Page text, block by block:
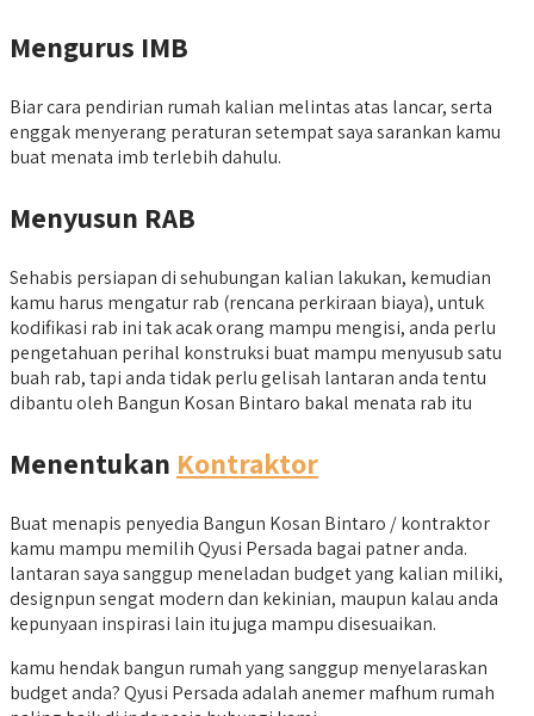
Mengurus IMB
Biar cara pendirian rumah kalian melintas atas lancar, serta
enggak menyerang peraturan setempat saya sarankan kamu
buat menata imb terlebih dahulu.
Menyusun RAB
Sehabis persiapan di sehubungan kalian lakukan, kemudian
kamu harus mengatur rab (rencana perkiraan biaya), untuk
kodifikasi rab ini tak acak orang mampu mengisi, anda perlu
pengetahuan perihal konstruksi buat mampu menyusub satu
buah rab, tapi anda tidak perlu gelisah lantaran anda tentu
dibantu oleh Bangun Kosan Bintaro bakal menata rab itu
Menentukan Kontraktor
Buat menapis penyedia Bangun Kosan Bintaro / kontraktor
kamu mampu memilih Qyusi Persada bagai patner anda.
lantaran saya sanggup meneladan budget yang kalian miliki,
designpun sengat modern dan kekinian, maupun kalau anda
kepunyaan inspirasi lain itu juga mampu disesuaikan.
kamu hendak bangun rumah yang sanggup menyelaraskan
budget anda? Qyusi Persada adalah anemer mafhum rumah